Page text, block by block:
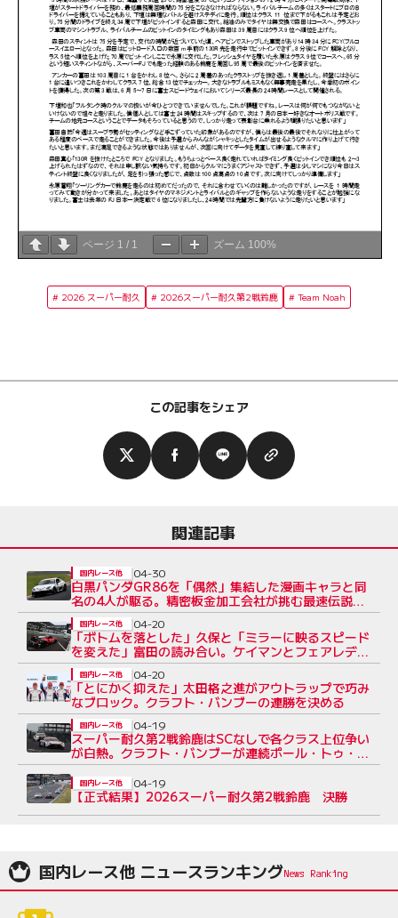
ページ 1 / 1 ズーム 100%
2026 スーパー耐久 2026スーパー耐久第2戦鈴鹿 Team Noah
この記事をシェア
関連記事
白黒パンダGR86を「偶然」集結した漫画キャラと同
名の4人が駆る。精密板金加工会社が挑む最速伝説
【S耐マシンフォーカス】
国内レース他 04-30
「ボトムを落とした」久保と「ミラーに映るスピード
を変えた」富田の読み合い。ケイマンとフェアレディ
Zが最終盤にクリーンバトル
国内レース他 04-20
「とにかく抑えた」太田格之進がアウトラップで巧み
なブロック。クラフト・バンブーの連勝を決める
国内レース他 04-20
スーパー耐久第2戦鈴鹿はSCなしで各クラス上位争い
が白熱。クラフト・バンブーが連続ポール・トゥ・ウ
イン、着せ恋TKRIが2位
国内レース他 04-19
【正式結果】2026スーパー耐久第2戦鈴鹿 決勝
国内レース他 04-19
国内レース他 ニュースランキング